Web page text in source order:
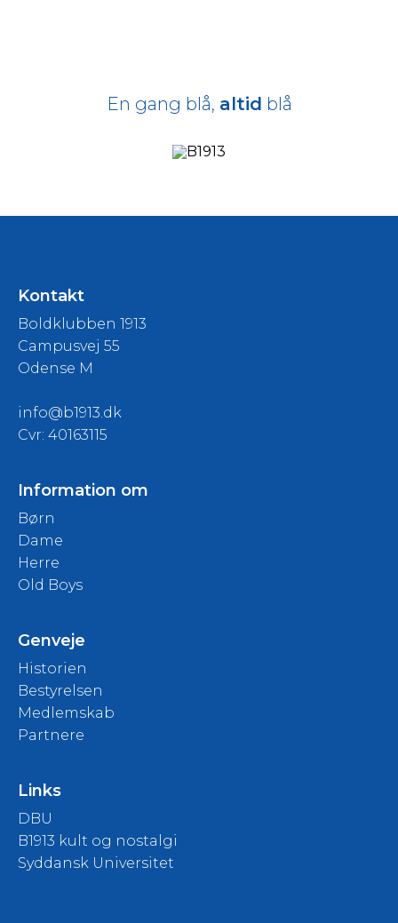
En gang blå, altid blå
Kontakt
Boldklubben 1913
Campusvej 55
Odense M
info@b1913.dk
Cvr: 40163115
Information om
Børn
Dame
Herre
Old Boys
Genveje
Historien
Bestyrelsen
Medlemskab
Partnere
Links
DBU
B1913 kult og nostalgi
Syddansk Universitet